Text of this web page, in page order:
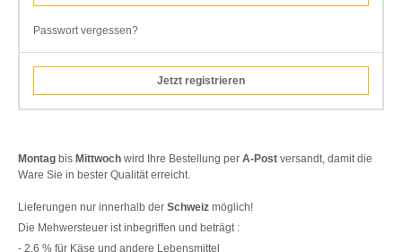
Passwort vergessen?
Jetzt registrieren
Montag bis Mittwoch wird Ihre Bestellung per A-Post versandt, damit die
Ware Sie in bester Qualität erreicht.
Lieferungen nur innerhalb der Schweiz möglich!
Die Mehwersteuer ist inbegriffen und beträgt :
- 2,6 % für Käse und andere Lebensmittel